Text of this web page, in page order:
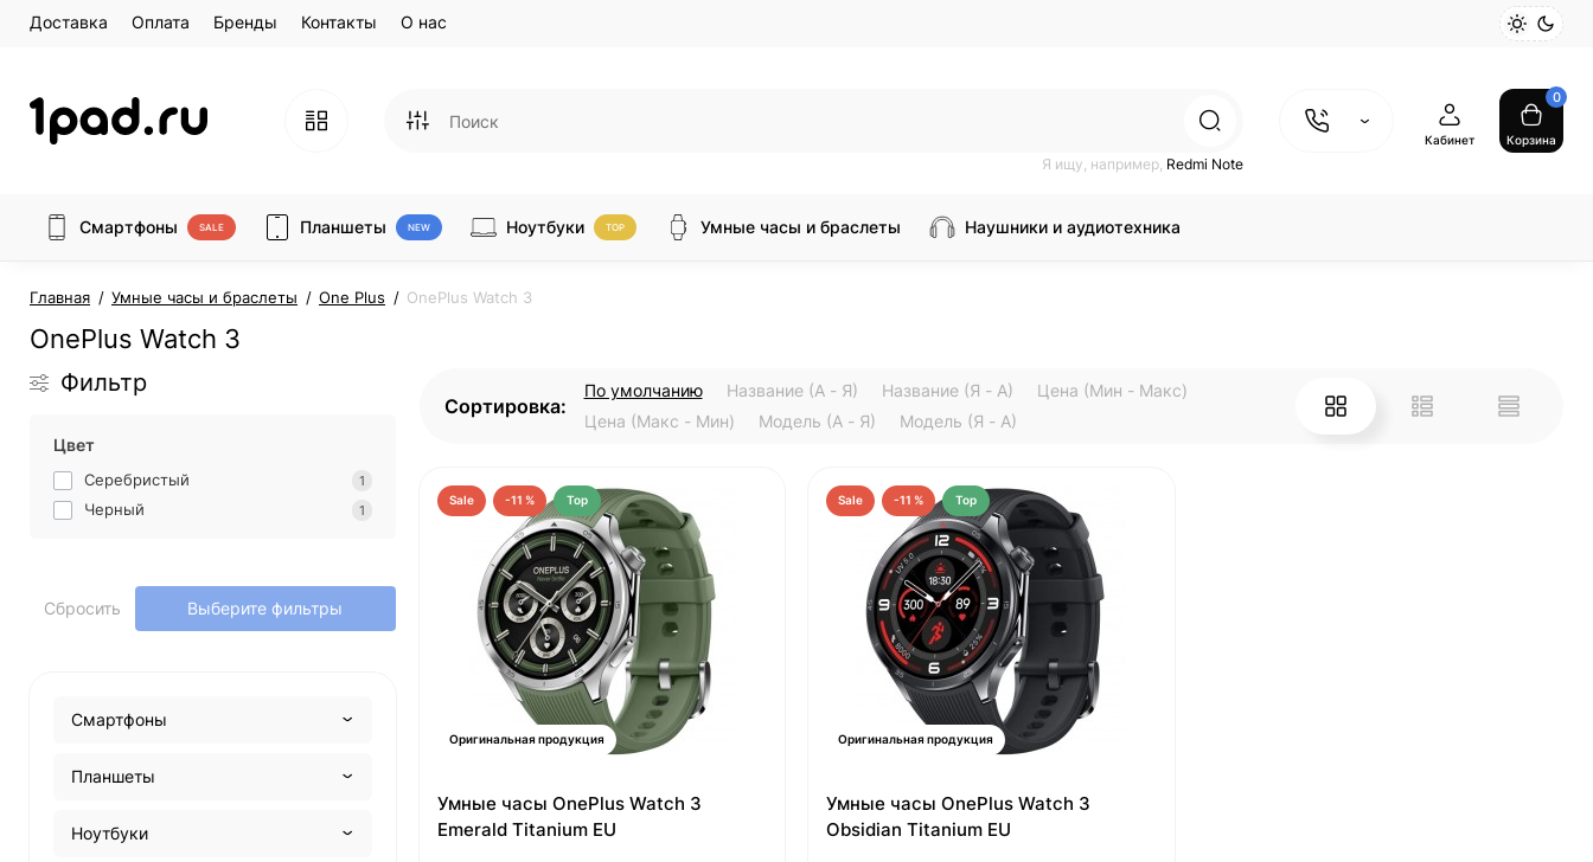
Доставка Оплата Бренды Контакты О нас
Я ищу, например, Redmi Note
Кабинет
0
Корзина
Смартфоны SALE Планшеты NEW Ноутбуки TOP Умные часы и браслеты Наушники и аудиотехника
Главная Умные часы и браслеты One Plus OnePlus Watch 3
OnePlus Watch 3
Фильтр
Цвет
Серебристый 1
Черный 1
Сбросить Выберите фильтры
Смартфоны
Планшеты
Ноутбуки
Сортировка:
По умолчанию Название (А - Я) Название (Я - А)
Цена (Мин - Макс)
Цена (Макс - Мин)
Модель (А - Я) Модель (Я - А)
Sale -11 % Top
Оригинальная продукция
Умные часы OnePlus Watch 3
Emerald Titanium EU
Sale -11 % Top
Оригинальная продукция
Умные часы OnePlus Watch 3
Obsidian Titanium EU